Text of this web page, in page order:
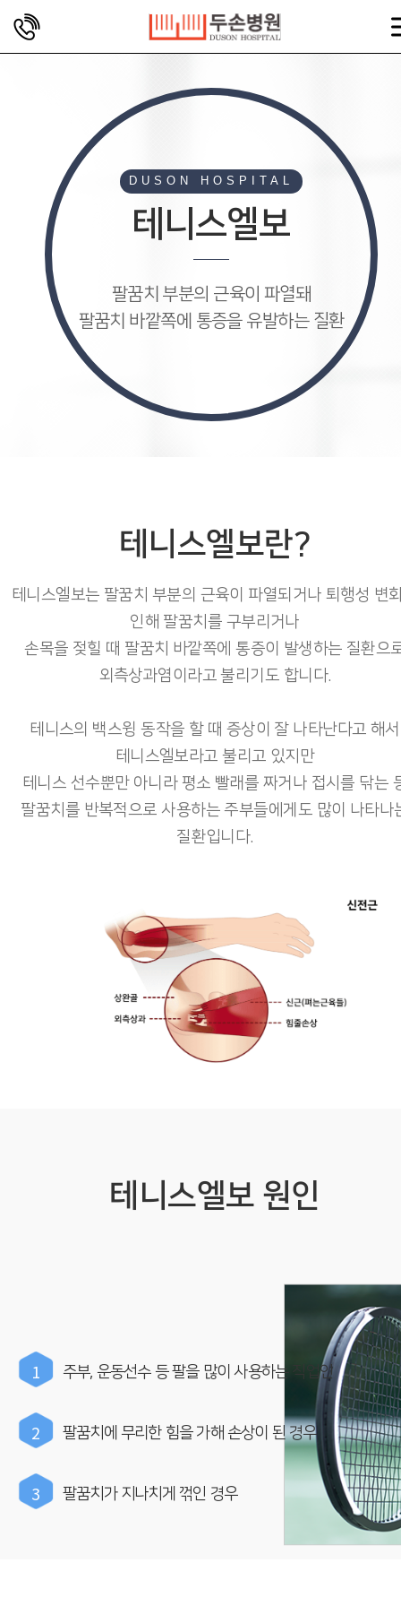
DUSON HOSPITAL
테니스엘보
팔꿈치 부분의 근육이 파열돼
팔꿈치 바깥쪽에 통증을 유발하는 질환
테니스엘보란?
테니스엘보는 팔꿈치 부분의 근육이 파열되거나 퇴행성 변
인해 팔꿈치를 구부리거나
손목을 젖힐 때 팔꿈치 바깥쪽에 통증이 발생하는 질환으
외측상과염이라고 불리기도 합니다.
테니스의 백스윙 동작을 할 때 증상이 잘 나타난다고 해서
테니스엘보라고 불리고 있지만
테니스 선수뿐만 아니라 평소 빨래를 짜거나 접시를 닦는
팔꿈치를 반복적으로 사용하는 주부들에게도 많이 나타나
질환입니다.
테니스엘보 원인
1 주부, 운동선수 등 팔을 많이 사용하는 직업인
2 팔꿈치에 무리한 힘을 가해 손상이 된 경우
3 팔꿈치가 지나치게 꺾인 경우